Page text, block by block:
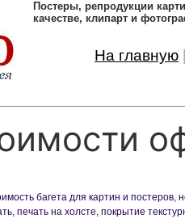
Постеры, pепродукции
качестве, клипарт и
На главную
багета для картин и
печать на холсте, покрытие